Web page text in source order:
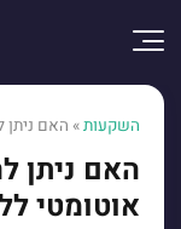
השקעות» האם ניתן
האם ניתן
אוטומטי